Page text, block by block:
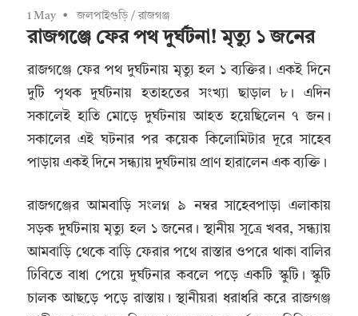
1 May জলপাইগুড়ি /রাজগঞ্জ
রাজগঞ্জে ফের পথ দুর্ঘটনা! মৃত্যু ১ জনের
রাজগঞ্জে ফের পথ দুর্ঘটনায় মৃত্যু হল ১ ব্যক্তির। একই দিনে
দুটি পৃথক দুর্ঘটনায় হতাহতের সংখ্যা ছাড়াল ৮। এদিন
সকালেই হাতি মোড়ে দুর্ঘটনায় আহত হয়েছিলেন ৭ জন।
সকালের এই ঘটনার পর কয়েক কিলোমিটার দূরে সাহেব
পাড়ায় একই দিনে সন্ধ্যায় দুর্ঘটনায় প্রাণ হারালেন এক ব্যক্তি।
রাজগঞ্জের আমবাড়ি সংলগ্ন ৯ নম্বর সাহেবপাড়া এলাকায়
সড়ক দুর্ঘটনায় মৃত্যু হল ১ জনের। স্থানীয় সূত্রে খবর, সন্ধ্যায়
আমবাড়ি থেকে বাড়ি ফেরার পথে রাস্তার ওপরে থাকা বালির
ঢিবিতে বাধা পেয়ে দুর্ঘটনার কবলে পড়ে একটি স্কুটি। স্কুটি
চালক আছড়ে পড়ে রাস্তায়। স্থানীয়রা ধরাধরি করে রাজগঞ্জ